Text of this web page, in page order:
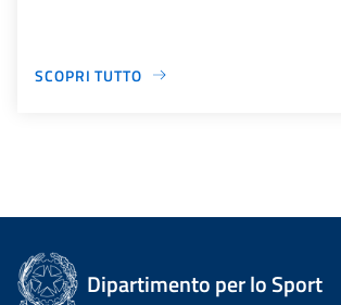
SCOPRI TUTTO
Dipartimento per lo Sport